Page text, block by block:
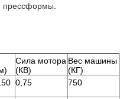
прессформы.
Сила мотора
(КВ)
Вес машины
(КГ)
0,75 750